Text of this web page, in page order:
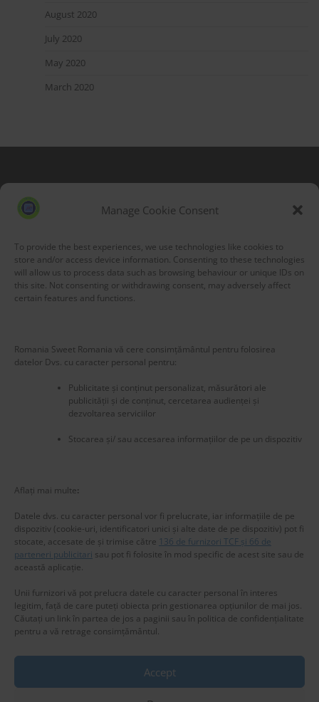
Manage Cookie Consent
To provide the best experiences, we use technologies like cookies to
store and/or access device information. Consenting to these technologies
will allow us to process data such as browsing behaviour or unique IDs on
this site. Not consenting or withdrawing consent, may adversely affect
certain features and functions.
Romania Sweet Romania vă cere consimțământul pentru folosirea
datelor Dvs. cu caracter personal pentru:
Publicitate și conținut personalizat, măsurători ale
publicității și de conținut, cercetarea audienței și
dezvoltarea serviciilor
Stocarea și/ sau accesarea informațiilor de pe un dispozitiv
Aflați mai multe:
Datele dvs. cu caracter personal vor fi prelucrate, iar informațiile de pe
dispozitiv (cookie-uri, identificatori unici și alte date de pe dispozitiv) pot fi
stocate, accesate de și trimise către 136 de furnizori TCF și 66 de
parteneri publicitari sau pot fi folosite în mod specific de acest site sau de
această aplicație.
Unii furnizori vă pot prelucra datele cu caracter personal în interes
legitim, față de care puteți obiecta prin gestionarea opțiunilor de mai jos.
Căutați un link în partea de jos a paginii sau în politica de confidențialitate
pentru a vă retrage consimțământul.
Accept
August 2020
July 2020
May 2020
March 2020
Privacy & Cookies: This site uses cookies. By continuing to use this